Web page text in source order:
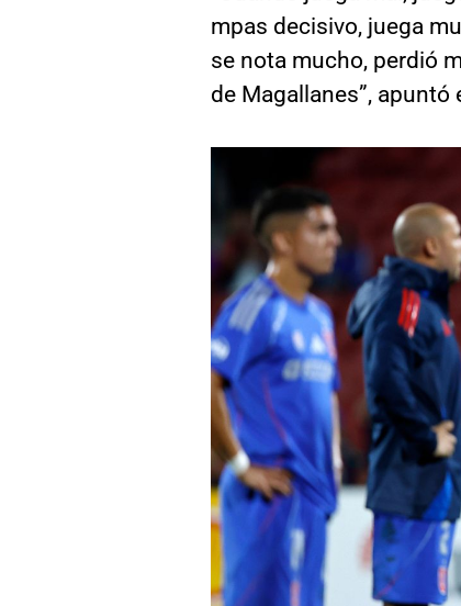
mpas decisivo, juega
se nota mucho, perdió
de Magallanes”, apuntó